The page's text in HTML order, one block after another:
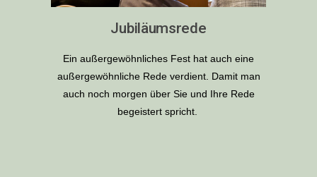
Jubiläumsrede
Ein außergewöhnliches Fest hat auch eine
außergewöhnliche Rede verdient. Damit man
auch noch morgen über Sie und Ihre Rede
begeistert spricht.